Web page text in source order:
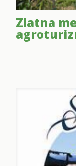
Zlatna